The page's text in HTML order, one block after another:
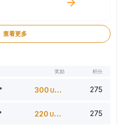
查看更多
奖励 积分
300 USDT 275
220 USDT 275